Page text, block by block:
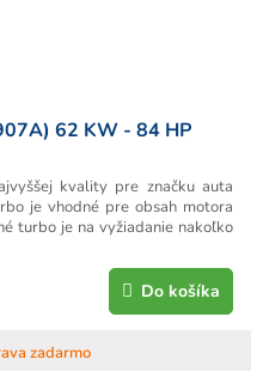
62 KW - 84 HP
zadarmo
Do košíka
kvality pre značku auta
je vhodné pre obsah motora
turbo je na vyžiadanie nakoľko